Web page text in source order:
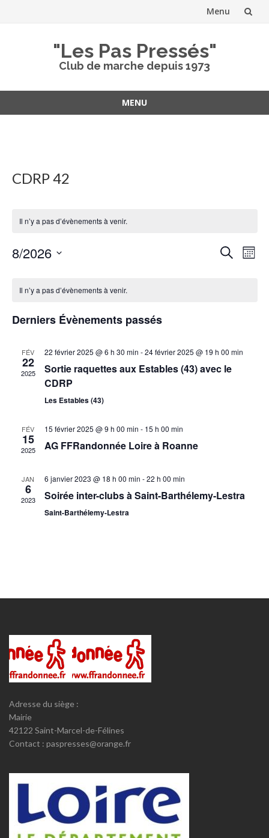
Menu
"Les Pas Pressés"
Club de marche depuis 1973
MENU
CDRP 42
Il n’y a pas d’évènements à venir.
Recherche
de
Mois
8/2026
date.
de
Il n’y a pas d’évènements à venir.
Derniers Évènements passés
FÉV
22
2025
22 février 2025 @ 6 h 30 min -24 février 2025 @ 19 h 00 min
Sortie raquettes aux Estables (43) avec le
CDRP
Les Estables (43)
FÉV
15
2025
15 février 2025 @ 9 h 00 min - 15 h 00 min
AG FFRandonnée Loire à Roanne
JAN
6
2023
6 janvier 2023 @ 18 h 00 min -22 h 00 min
Soirée inter-clubs à Saint-Barthélemy-Lestra
Saint-Barthélemy-Lestra
Adresse du siège :
Mairie
42122 Saint-Marcel-de-Félines
Contact : paspresses@orange.fr